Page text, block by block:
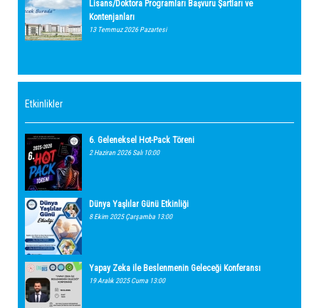
Lisans/Doktora Programları Başvuru Şartları ve
Kontenjanları
13 Temmuz 2026 Pazartesi
Etkinlikler
6. Geleneksel Hot-Pack Töreni
2 Haziran 2026 Salı 10:00
Dünya Yaşlılar Günü Etkinliği
8 Ekim 2025 Çarşamba 13:00
Yapay Zeka ile Beslenmenin Geleceği Konferansı
19 Aralık 2025 Cuma 13:00